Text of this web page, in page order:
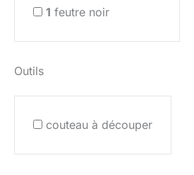
1 feutre noir
Outils
couteau à découper